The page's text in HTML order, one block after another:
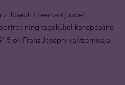
Joseph I teemantjuubeli
ning tagaküljel kahepealine
oli Franz Josephi valitsemisaja